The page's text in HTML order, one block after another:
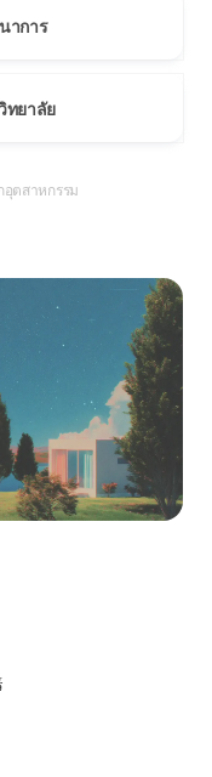
าการ
ทยาลัย
ตสาหกรรม
รมที่เหมาะกับ